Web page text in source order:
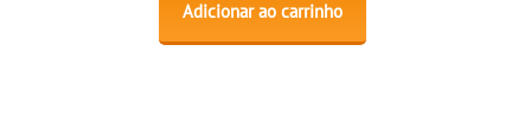
Adicionar ao carrinho